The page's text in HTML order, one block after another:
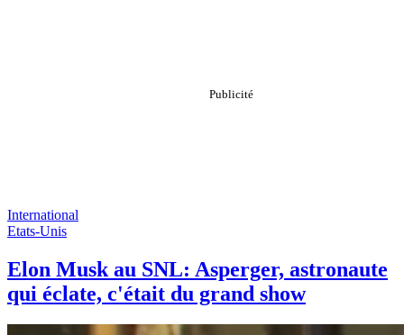
International
Etats-Unis
Elon Musk au SNL: Asperger, astronaute
qui éclate, c'était du grand show